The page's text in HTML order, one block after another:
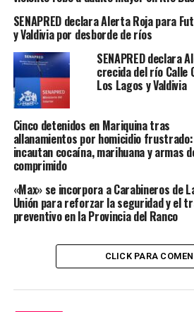
Durante su carrera, Anker
de más de547 mil dosis de
millones 760 mil dosis de cocaína
de clorhidrato de cocaína,40
de éxtasisy 32 dosis de
recuperado que superó los8 mil
nivel nacional.
Tras ocho años de servicio activo,
durante la pandemia fue
por sus destacados servicios a la
tanto por la PDI como por el
El ejemplar canino falleció a los13
funcionarios de la PDI, quienes
sus últimos años de vida.
SENAPRED declara Alerta Roja para
y Valdivia por desborde de ríos
SENAPRED declara
crecida del río Calle
Los Lagos y Valdivia
Cinco detenidos en Mariquina tras
allanamientos por homicidio frustrado:
incautan cocaína, marihuana y armas
comprimido
«Max» se incorpora a Carabineros de
Unión para reforzar la seguridad y el
preventivo en la Provincia del Ranco
CLICK PARA